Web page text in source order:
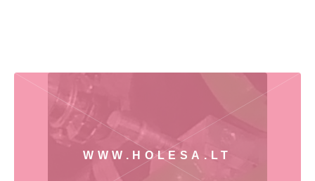
WWW.HOLESA.LT